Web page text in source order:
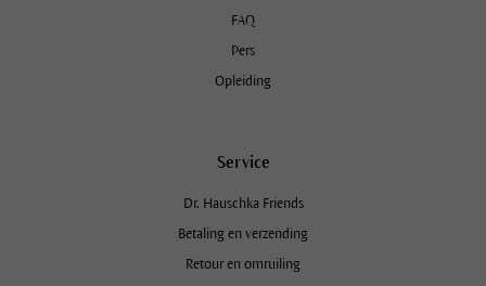
FAQ
Pers
Opleiding
Service
Dr. Hauschka Friends
Betaling en verzending
Retour en omruiling